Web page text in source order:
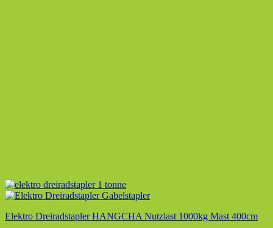
Elektro Dreiradstapler HANGCHA Nutzlast 1000kg Mast 400cm